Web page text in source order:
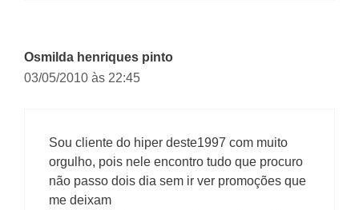
Osmilda henriques pinto
03/05/2010 às 22:45
Sou cliente do hiper deste1997 com muito
orgulho, pois nele encontro tudo que procuro
não passo dois dia sem ir ver promoções que
me deixam